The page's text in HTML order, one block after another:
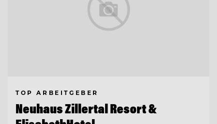
TOP ARBEITGEBER
Neuhaus Zillertal Resort &